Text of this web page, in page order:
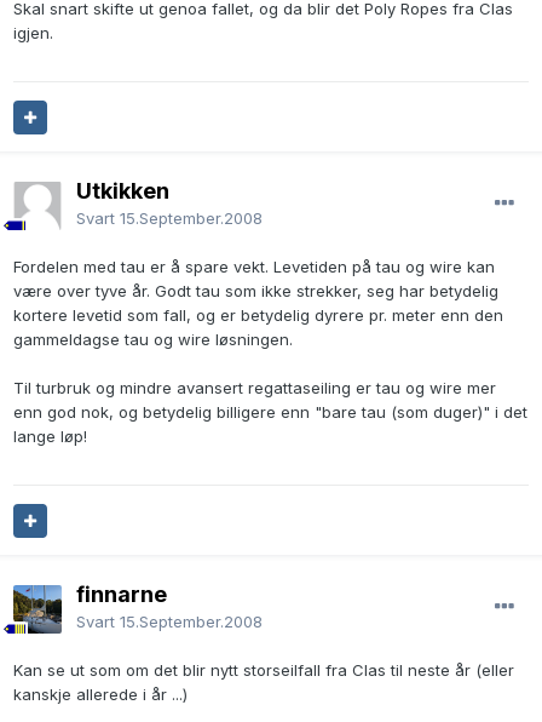
Skal snart skifte ut genoa fallet, og da blir det Poly Ropes fra Clas
igjen.
Utkikken
Svart 15.September.2008
Fordelen med tau er å spare vekt. Levetiden på tau og wire kan
være over tyve år. Godt tau som ikke strekker, seg har betydelig
kortere levetid som fall, og er betydelig dyrere pr. meter enn den
gammeldagse tau og wire løsningen.
Til turbruk og mindre avansert regattaseiling er tau og wire mer
enn god nok, og betydelig billigere enn "bare tau (som duger)" i det
lange løp!
finnarne
Svart 15.September.2008
Kan se ut som om det blir nytt storseilfall fra Clas til neste år (eller
kanskje allerede i år ...)